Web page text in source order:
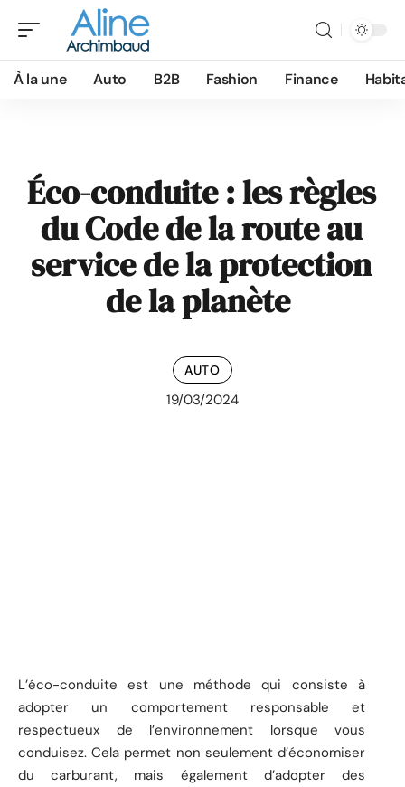
À la une Auto B2B Fashion Finance
Éco-conduite : les règles
du Code de la route au
service de la protection
de la planète
AUTO
19/03/2024
L’éco-conduite est une méthode qui consiste à
adopter un comportement responsable et
respectueux de l’environnement lorsque vous
conduisez. Cela permet non seulement d’économiser
du carburant, mais également d’adopter des